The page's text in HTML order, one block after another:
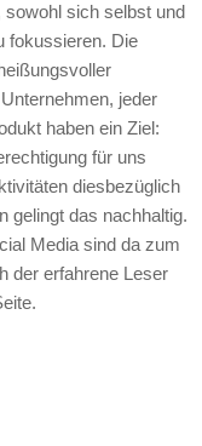
sich selbst und
fokussieren. Die
jeder
haben ein Ziel:
für uns
diesbezüglich
gelingt das nachhaltig.
Media sind da zum
der erfahrene Leser